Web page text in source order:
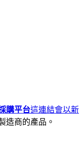
購平台這連結會以新
造商的產品。